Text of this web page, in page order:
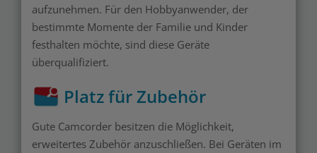
aufzunehmen. Für den Hobbyanwender, der
bestimmte Momente der Familie und Kinder
festhalten möchte, sind diese Geräte
überqualifiziert.
Platz für Zubehör
Gute Camcorder besitzen die Möglichkeit,
erweitertes Zubehör anzuschließen. Bei Geräten im